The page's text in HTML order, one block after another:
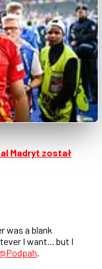
Madryt został
was a blank
I want... but I
.